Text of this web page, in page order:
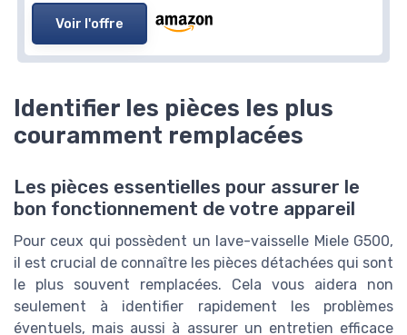
Voir l'offre
Identifier les pièces les plus
couramment remplacées
Les pièces essentielles pour assurer le
bon fonctionnement de votre appareil
Pour ceux qui possèdent un lave-vaisselle Miele G500,
il est crucial de connaître les pièces détachées qui sont
le plus souvent remplacées. Cela vous aidera non
seulement à identifier rapidement les problèmes
éventuels, mais aussi à assurer un entretien efficace